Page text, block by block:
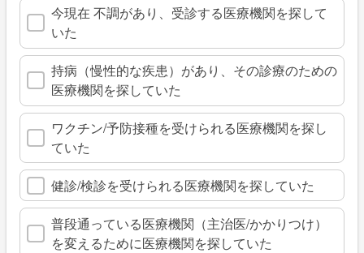
今現在 不調があり、受診する医療機関を探して
いた
持病（慢性的な疾患）があり、その診療のための
医療機関を探していた
ワクチン/予防接種を受けられる医療機関を探し
ていた
健診/検診を受けられる医療機関を探していた
普段通っている医療機関（主治医/かかりつけ）
を変えるために医療機関を探していた